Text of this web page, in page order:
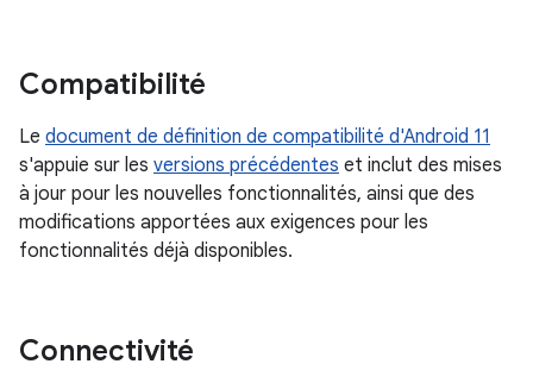
Compatibilité
Le document de définition de compatibilité d'Android 11
s'appuie sur les versions précédentes et inclut des mises
à jour pour les nouvelles fonctionnalités, ainsi que des
modifications apportées aux exigences pour les
fonctionnalités déjà disponibles.
Connectivité